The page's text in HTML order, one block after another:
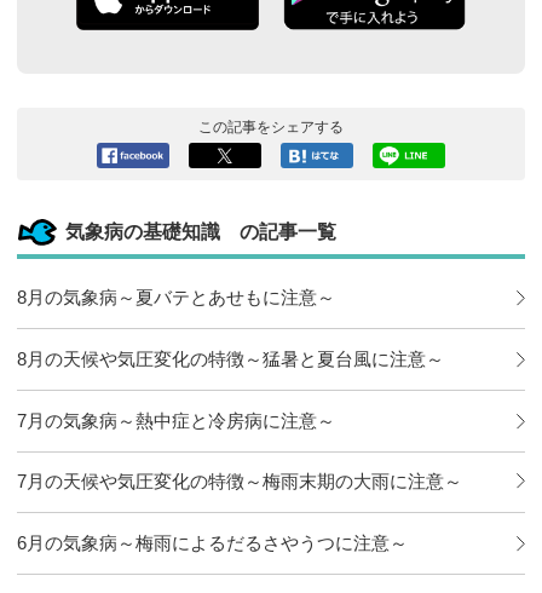
この記事をシェアする
ックマー
クに追加
気象病の基礎知識 の記事一覧
8月の気象病～夏バテとあせもに注意～
8月の天候や気圧変化の特徴～猛暑と夏台風に注意～
7月の気象病～熱中症と冷房病に注意～
7月の天候や気圧変化の特徴～梅雨末期の大雨に注意～
6月の気象病～梅雨によるだるさやうつに注意～